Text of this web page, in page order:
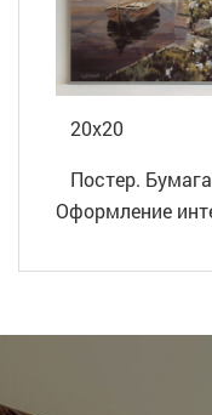
20х20
Постер.
Оформление